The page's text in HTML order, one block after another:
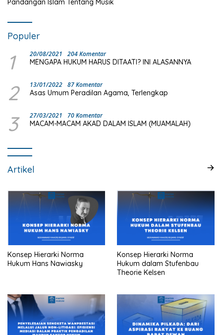
Pandangan Islam Tentang Musik
Populer
1 20/08/2021 204 Komentar
MENGAPA HUKUM HARUS DITAATI? INI ALASANNYA
2 13/01/2022 87 Komentar
Asas Umum Peradilan Agama, Terlengkap
3 27/03/2021 70 Komentar
MACAM-MACAM AKAD DALAM ISLAM (MUAMALAH)
Artikel
Konsep Hierarki Norma
Hukum Hans Nawiasky
Konsep Hierarki Norma
Hukum dalam Stufenbau
Theorie Kelsen